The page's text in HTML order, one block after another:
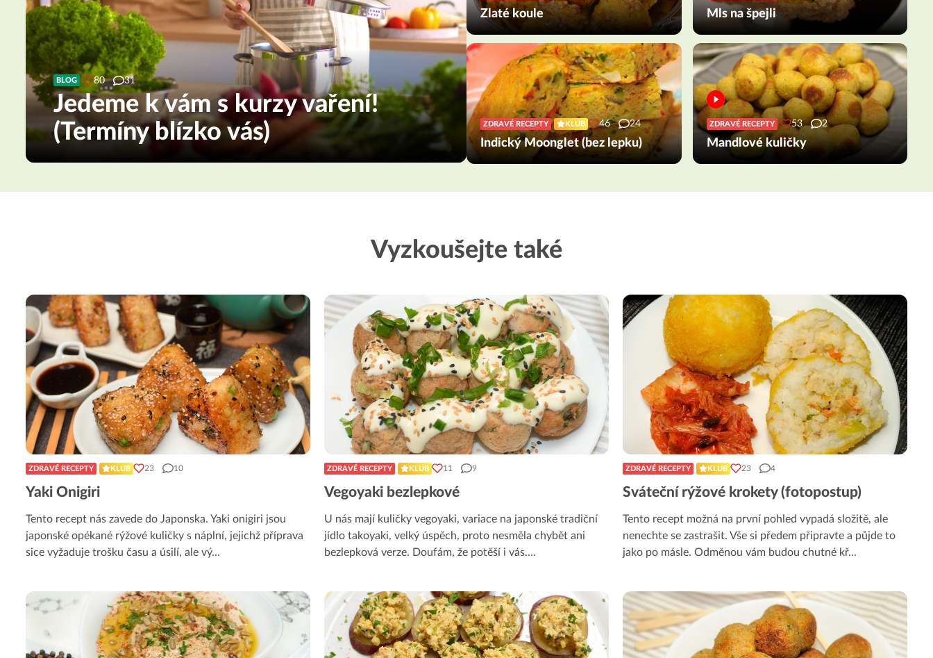
BLOG 80 31
Jedeme k vám s kurzy vaření!
(Termíny blízko vás)
Zlaté koule Mls na špejli
ZDRAVÉ RECEPTY KLUB 46 24
Indický Moonglet (bez lepku)
ZDRAVÉ RECEPTY 53 2
Mandlové kuličky
Vyzkoušejte také
ZDRAVÉ RECEPTY KLUB 23 10
Yaki Onigiri
Tento recept nás zavede do Japonska. Yaki onigiri jsou
japonské opékané rýžové kuličky s náplní, jejichž příprava
sice vyžaduje trošku času a úsilí, ale vý...
ZDRAVÉ RECEPTY KLUB 11 9
Vegoyaki bezlepkové
U nás mají kuličky vegoyaki, variace na japonské tradiční
jídlo takoyaki, velký úspěch, proto nesměla chybět ani
bezlepková verze. Doufám, že potěší i vás....
ZDRAVÉ RECEPTY KLUB 23 4
Sváteční rýžové krokety (fotopostup)
Tento recept možná na první pohled vypadá složitě, ale
nenechte se zastrašit. Vše si předem připravte a půjde to
jako po másle. Odměnou vám budou chutné kř...